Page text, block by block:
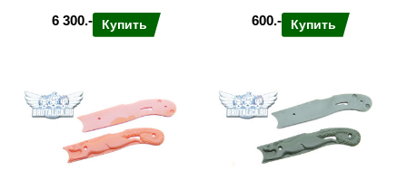
6 300.-
Купить
600.-
Купить